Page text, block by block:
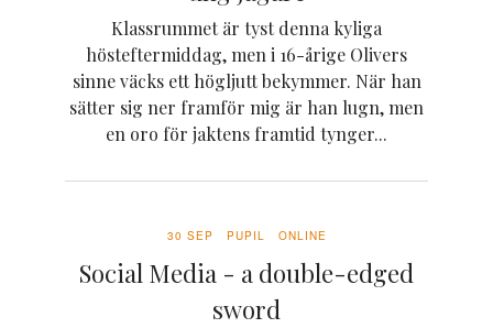
Klassrummet är tyst denna kyliga
hösteftermiddag, men i 16-årige Olivers
sinne väcks ett högljutt bekymmer. När han
sätter sig ner framför mig är han lugn, men
en oro för jaktens framtid tynger...
30 SEP PUPIL ONLINE
Social Media - a double-edged
sword